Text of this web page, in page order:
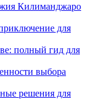
Килиманджаро
для
полный гид для
выбора
решения для